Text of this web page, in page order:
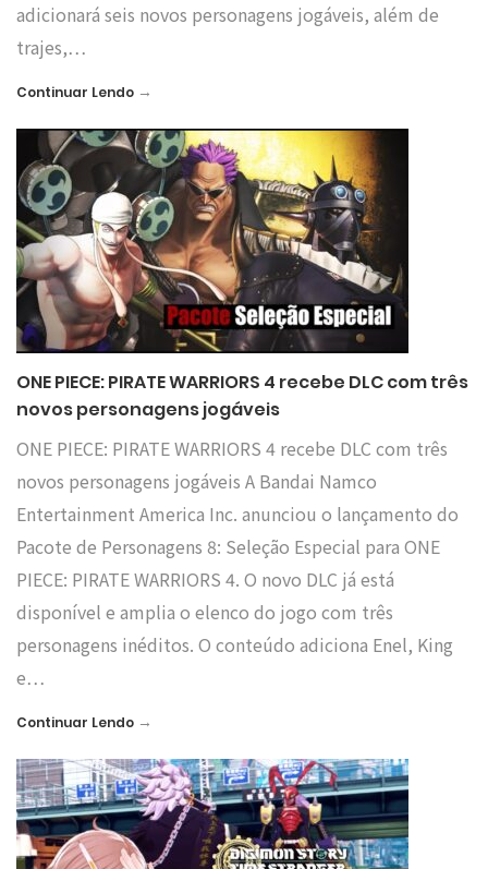
adicionará seis novos personagens jogáveis, além de
trajes,…
Continuar Lendo →
ONE PIECE: PIRATE WARRIORS 4 recebe DLC com três
novos personagens jogáveis
ONE PIECE: PIRATE WARRIORS 4 recebe DLC com três
novos personagens jogáveis A Bandai Namco
Entertainment America Inc. anunciou o lançamento do
Pacote de Personagens 8: Seleção Especial para ONE
PIECE: PIRATE WARRIORS 4. O novo DLC já está
disponível e amplia o elenco do jogo com três
personagens inéditos. O conteúdo adiciona Enel, King
e…
Continuar Lendo →